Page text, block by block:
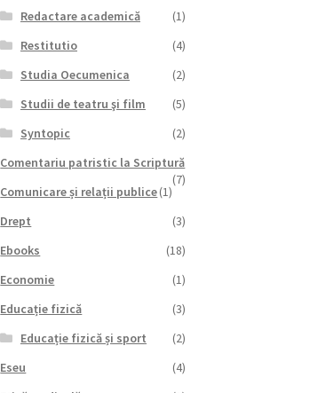
Redactare academică
(1)
Restitutio
(4)
Studia Oecumenica
(2)
Studii de teatru şi film
(5)
Syntopic
(2)
Comentariu patristic la Scriptură
(7)
Comunicare și relații publice(1)
Drept
(3)
Ebooks
(18)
Economie
(1)
Educație fizică
(3)
Educație fizică și sport
(2)
Eseu
(4)